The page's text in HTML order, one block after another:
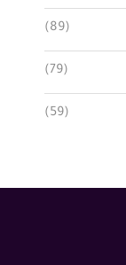
(89)
(79)
(59)